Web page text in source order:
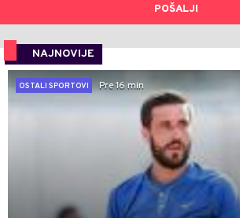
POŠALJI
NAJNOVIJE
OSTALI SPORTOVI
Pre 16 min